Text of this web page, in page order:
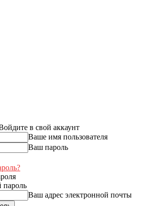
в свой аккаунт
Ваше имя пользователя
Ваш пароль
пароль
Ваш адрес электронной почты